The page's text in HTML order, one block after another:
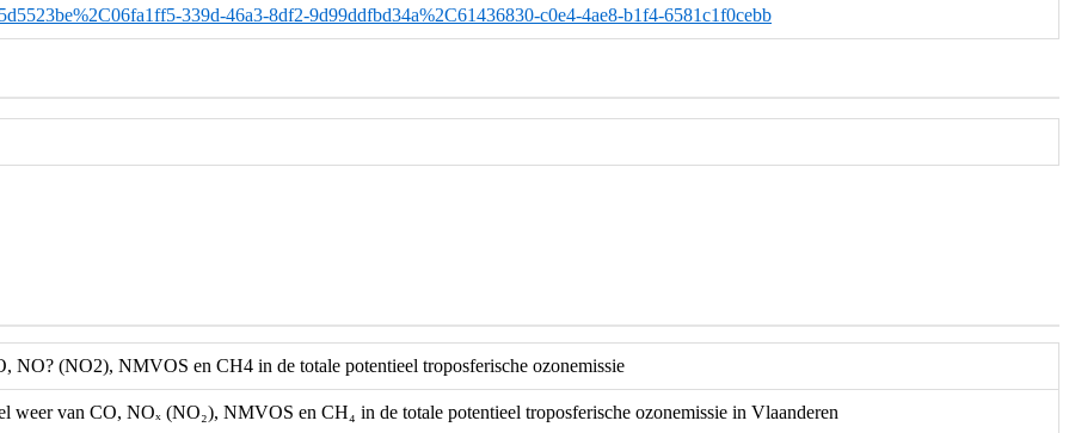
339d-46a3-8df2-9d99ddfbd34a%2C61436830-c0e4-4ae8-b1f4-6581c1f0cebb
NO? (NO2), NMVOS en CH4 in de totale potentieel troposferische ozonemissie
weer van CO, NOₓ (NO₂), NMVOS en CH₄ in de totale potentieel troposferische ozonemissie in Vlaanderen